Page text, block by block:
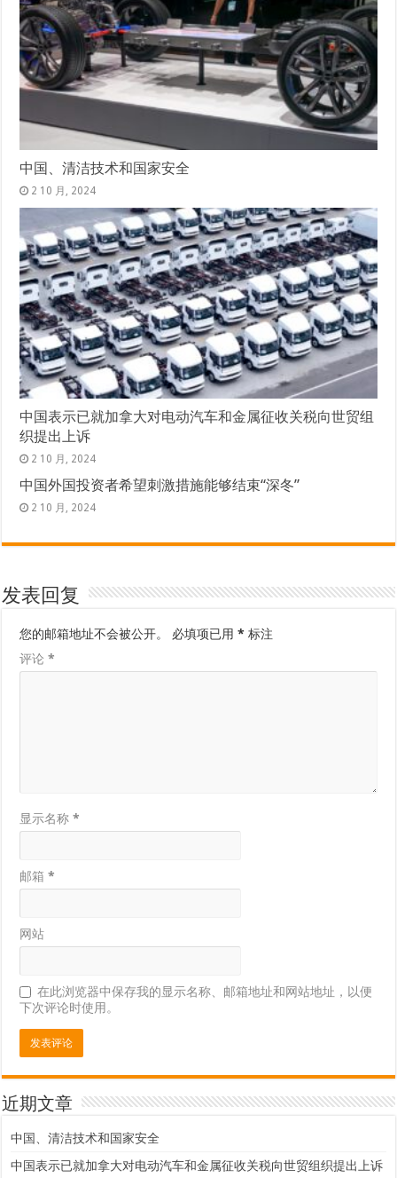
中国、清洁技术和国家安全
2 10 月, 2024
中国表示已就加拿大对电动汽车和金属征收关税向世贸组
织提出上诉
2 10 月, 2024
中国外国投资者希望刺激措施能够结束“深冬”
2 10 月, 2024
发表回复
您的邮箱地址不会被公开。 必填项已用* 标注
评论*
显示名称*
邮箱*
网站
在此浏览器中保存我的显示名称、邮箱地址和网站地址，以便
下次评论时使用。
近期文章
中国、清洁技术和国家安全
中国表示已就加拿大对电动汽车和金属征收关税向世贸组织提出上诉